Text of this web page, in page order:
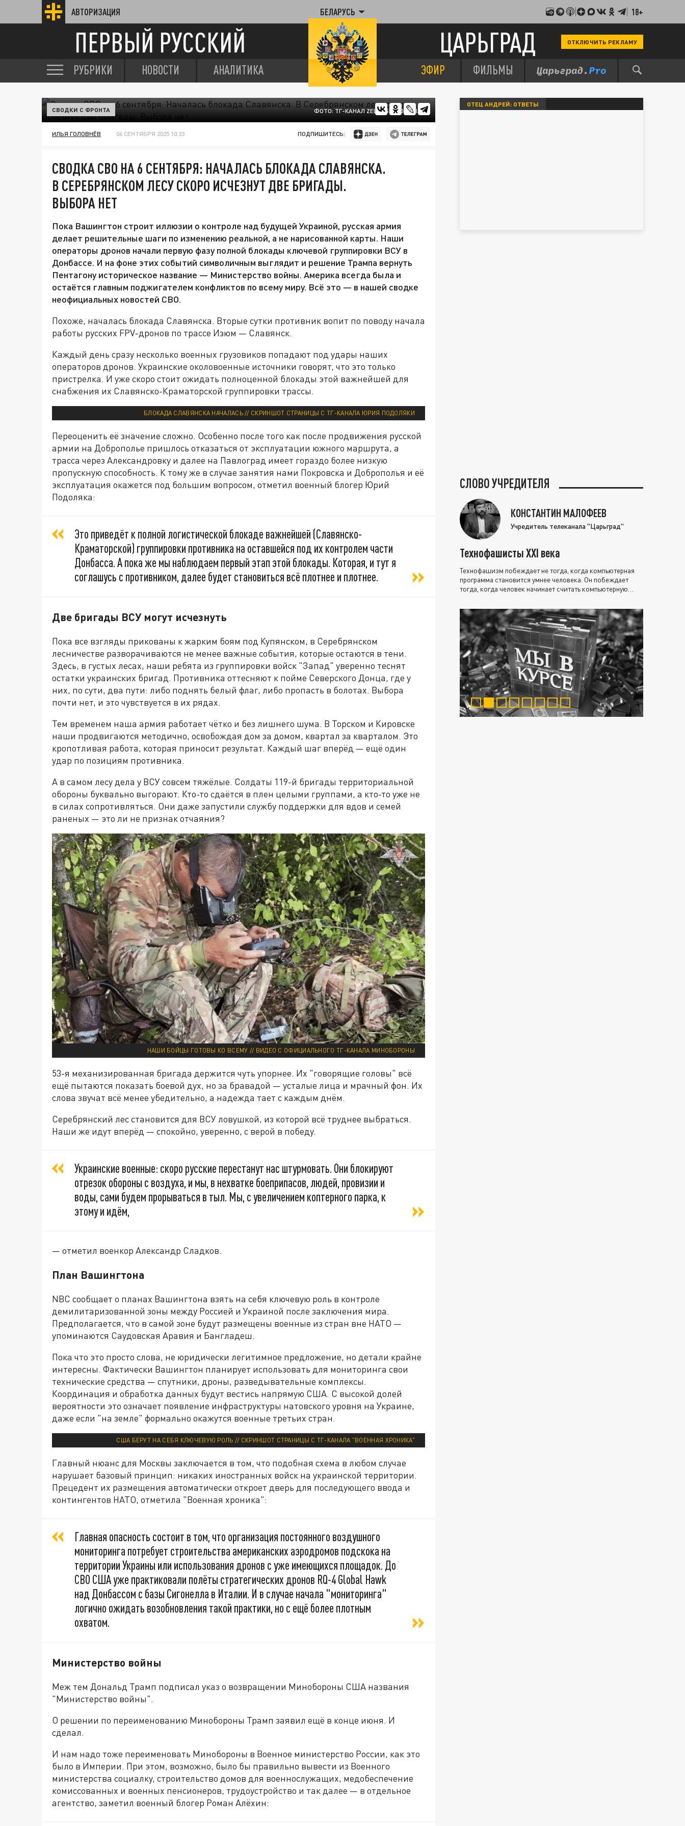
АВТОРИЗАЦИЯ БЕЛАРУСЬ 18+
ПЕРВЫЙ РУССКИЙ ЦАРЬГРАД ОТКЛЮЧИТЬ РЕКЛАМУ
РУБРИКИ НОВОСТИ АНАЛИТИКА ЭФИР ФИЛЬМЫ
ФОТО: ТГ-КАНАЛ ZELENSKIY OFFICIAL
СВОДКИ С ФРОНТА
ИЛЬЯ ГОЛОВНЁВ 06 СЕНТЯБРЯ 2025 10:33 ПОДПИШИТЕСЬ:
СВОДКА СВО НА 6 СЕНТЯБРЯ: НАЧАЛАСЬ БЛОКАДА СЛАВЯНСКА.
В СЕРЕБРЯНСКОМ ЛЕСУ СКОРО ИСЧЕЗНУТ ДВЕ БРИГАДЫ.
ВЫБОРА НЕТ
Пока Вашингтон строит иллюзии о контроле над будущей Украиной, русская армия
делает решительные шаги по изменению реальной, а не нарисованной карты. Наши
операторы дронов начали первую фазу полной блокады ключевой группировки ВСУ в
Донбассе. И на фоне этих событий символичным выглядит и решение Трампа вернуть
Пентагону историческое название — Министерство войны. Америка всегда была и
остаётся главным поджигателем конфликтов по всему миру. Всё это — в нашей сводке
неофициальных новостей СВО.
Похоже, началась блокада Славянска. Вторые сутки противник вопит по поводу начала
работы русских FPV-дронов по трассе Изюм — Славянск.
Каждый день сразу несколько военных грузовиков попадают под удары наших
операторов дронов. Украинские околовоенные источники говорят, что это только
пристрелка. И уже скоро стоит ожидать полноценной блокады этой важнейшей для
снабжения их Славянско-Краматорской группировки трассы.
БЛОКАДА СЛАВЯНСКА НАЧАЛАСЬ // СКРИНШОТ СТРАНИЦЫ С ТГ-КАНАЛА ЮРИЯ ПОДОЛЯКИ
Переоценить её значение сложно. Особенно после того как после продвижения русской
армии на Доброполье пришлось отказаться от эксплуатации южного маршрута, а
трасса через Александровку и далее на Павлоград имеет гораздо более низкую
пропускную способность. К тому же в случае занятия нами Покровска и Доброполья и её
эксплуатация окажется под большим вопросом, отметил военный блогер Юрий
Подоляка:
Это приведёт к полной логистической блокаде важнейшей (Славянско-
Краматорской) группировки противника на оставшейся под их контролем части
Донбасса. А пока же мы наблюдаем первый этап этой блокады. Которая, и тут я
соглашусь с противником, далее будет становиться всё плотнее и плотнее.
Две бригады ВСУ могут исчезнуть
Пока все взгляды прикованы к жарким боям под Купянском, в Серебрянском
лесничестве разворачиваются не менее важные события, которые остаются в тени.
Здесь, в густых лесах, наши ребята из группировки войск "Запад" уверенно теснят
остатки украинских бригад. Противника оттесняют к пойме Северского Донца, где у
них, по сути, два пути: либо поднять белый флаг, либо пропасть в болотах. Выбора
почти нет, и это чувствуется в их рядах.
Тем временем наша армия работает чётко и без лишнего шума. В Торском и Кировске
наши продвигаются методично, освобождая дом за домом, квартал за кварталом. Это
кропотливая работа, которая приносит результат. Каждый шаг вперёд — ещё один
удар по позициям противника.
А в самом лесу дела у ВСУ совсем тяжёлые. Солдаты 119-й бригады территориальной
обороны буквально выгорают. Кто-то сдаётся в плен целыми группами, а кто-то уже не
в силах сопротивляться. Они даже запустили службу поддержки для вдов и семей
раненых — это ли не признак отчаяния?
НАШИ БОЙЦЫ ГОТОВЫ КО ВСЕМУ // ВИДЕО С ОФИЦИАЛЬНОГО ТГ-КАНАЛА МИНОБОРОНЫ
53-я механизированная бригада держится чуть упорнее. Их "говорящие головы" всё
ещё пытаются показать боевой дух, но за бравадой — усталые лица и мрачный фон. Их
слова звучат всё менее убедительно, а надежда тает с каждым днём.
Серебрянский лес становится для ВСУ ловушкой, из которой всё труднее выбраться.
Наши же идут вперёд — спокойно, уверенно, с верой в победу.
Украинские военные: скоро русские перестанут нас штурмовать. Они блокируют
отрезок обороны с воздуха, и мы, в нехватке боеприпасов, людей, провизии и
воды, сами будем прорываться в тыл. Мы, с увеличением коптерного парка, к
этому и идём,
— отметил военкор Александр Сладков.
План Вашингтона
NBC сообщает о планах Вашингтона взять на себя ключевую роль в контроле
демилитаризованной зоны между Россией и Украиной после заключения мира.
Предполагается, что в самой зоне будут размещены военные из стран вне НАТО —
упоминаются Саудовская Аравия и Бангладеш.
Пока что это просто слова, не юридически легитимное предложение, но детали крайне
интересны. Фактически Вашингтон планирует использовать для мониторинга свои
технические средства — спутники, дроны, разведывательные комплексы.
Координация и обработка данных будут вестись напрямую США. С высокой долей
вероятности это означает появление инфраструктуры натовского уровня на Украине,
даже если "на земле" формально окажутся военные третьих стран.
США БЕРУТ НА СЕБЯ КЛЮЧЕВУЮ РОЛЬ // СКРИНШОТ СТРАНИЦЫ С ТГ-КАНАЛА "ВОЕННАЯ ХРОНИКА"
Главный нюанс для Москвы заключается в том, что подобная схема в любом случае
нарушает базовый принцип: никаких иностранных войск на украинской территории.
Прецедент их размещения автоматически откроет дверь для последующего ввода и
контингентов НАТО, отметила "Военная хроника":
Главная опасность состоит в том, что организация постоянного воздушного
мониторинга потребует строительства американских аэродромов подскока на
территории Украины или использования дронов с уже имеющихся площадок. До
СВО США уже практиковали полёты стратегических дронов RQ-4 Global Hawk
над Донбассом с базы Сигонелла в Италии. И в случае начала "мониторинга"
логично ожидать возобновления такой практики, но с ещё более плотным
охватом.
Министерство войны
Меж тем Дональд Трамп подписал указ о возвращении Минобороны США названия
"Министерство войны".
О решении по переименованию Минобороны Трамп заявил ещё в конце июня. И
сделал.
И нам надо тоже переименовать Минобороны в Военное министерство России, как это
было в Империи. При этом, возможно, было бы правильно вывести из Военного
министерства социалку, строительство домов для военнослужащих, медобеспечение
комиссованных и военных пенсионеров, трудоустройство и так далее — в отдельное
агентство, заметил военный блогер Роман Алёхин:
ОТЕЦ АНДРЕЙ: ОТВЕТЫ
СЛОВО УЧРЕДИТЕЛЯ
КОНСТАНТИН МАЛОФЕЕВ
Учредитель телеканала "Царьград"
Технофашисты XXI века
Технофашизм побеждает не тогда, когда компьютерная
программа становится умнее человека. Он побеждает
тогда, когда человек начинает считать компьютерную